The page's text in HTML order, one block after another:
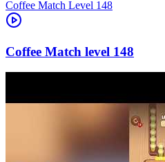
Level 148
148